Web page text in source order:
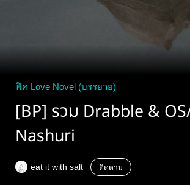
ฟิค Love Novel (บรรยาย)
[BP] รวม Drabble &
Nashuri
eat it with salt ติดตาม